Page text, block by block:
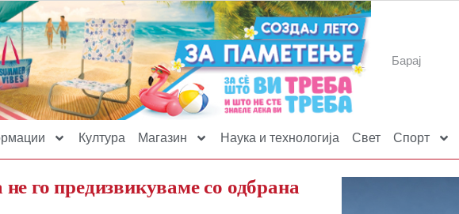
Култура Магазин Наука и технологија Свет Спорт
го предизвикуваме со одбрана